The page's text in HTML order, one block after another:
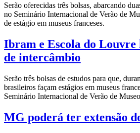
Serão oferecidas três bolsas, abarcando
no Seminário Internacional de Verão de
de estágio em museus franceses.
Ibram e Escola do Louvre
de intercâmbio
Serão três bolsas de estudos para que,
brasileiros façam estágios em museus
Seminário Internacional de Verão de
MG poderá ter extensão